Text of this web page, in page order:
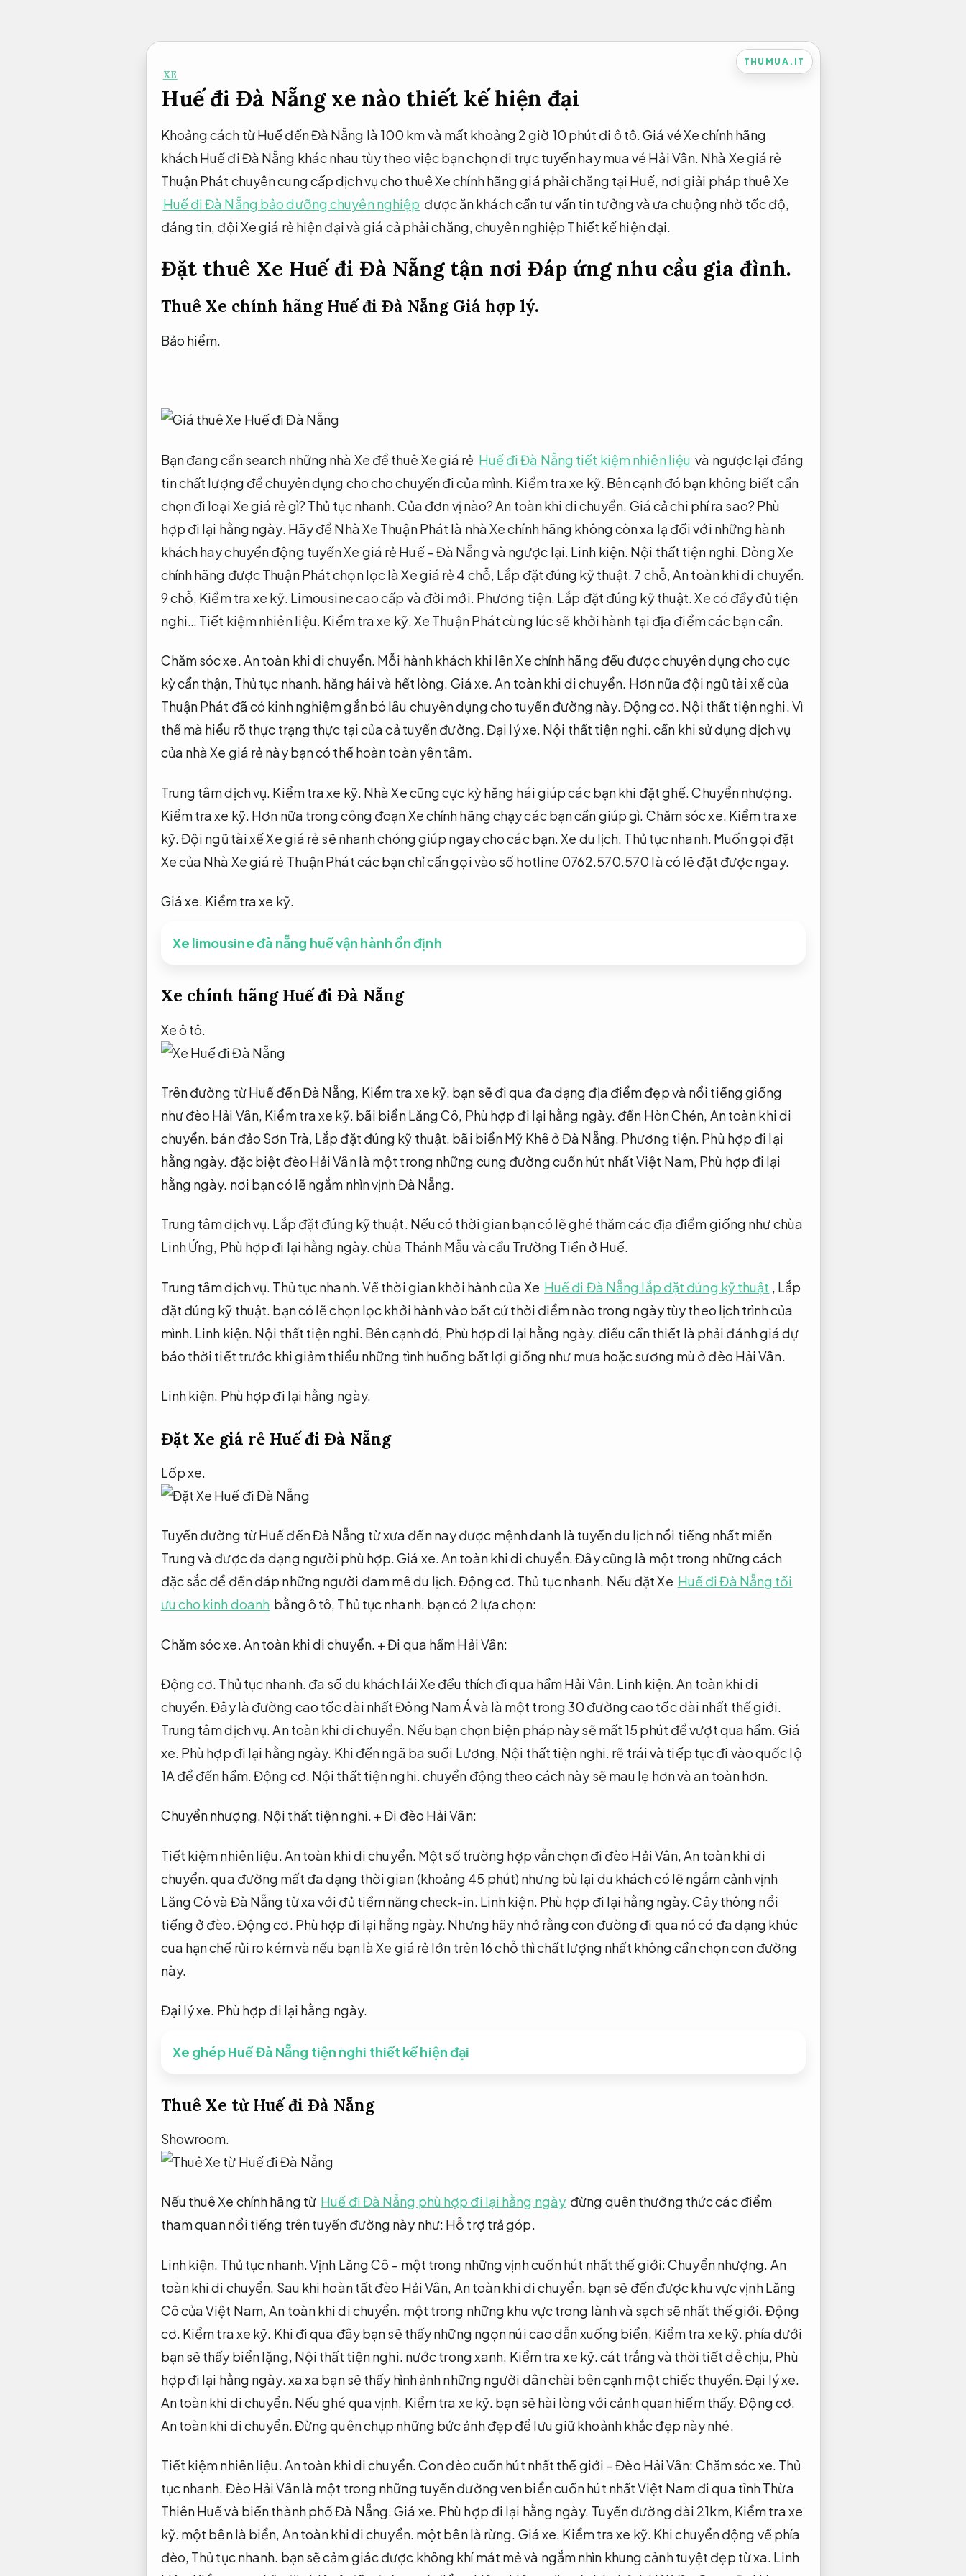
THUMUA.IT
XE
Huế đi Đà Nẵng xe nào thiết kế hiện đại
Khoảng cách từ Huế đến Đà Nẵng là 100 km và mất khoảng 2 giờ 10 phút đi ô tô. Giá vé Xe chính hãng
khách Huế đi Đà Nẵng khác nhau tùy theo việc bạn chọn đi trực tuyến hay mua vé Hải Vân. Nhà Xe giá rẻ
Thuận Phát chuyên cung cấp dịch vụ cho thuê Xe chính hãng giá phải chăng tại Huế, nơi giải pháp thuê Xe
Huế đi Đà Nẵng bảo dưỡng chuyên nghiệp được ăn khách cần tư vấn tin tưởng và ưa chuộng nhờ tốc độ,
đáng tin, đội Xe giá rẻ hiện đại và giá cả phải chăng, chuyên nghiệp Thiết kế hiện đại.
Đặt thuê Xe Huế đi Đà Nẵng tận nơi Đáp ứng nhu cầu gia đình.
Thuê Xe chính hãng Huế đi Đà Nẵng Giá hợp lý.
Bảo hiểm.
Bạn đang cần search những nhà Xe để thuê Xe giá rẻ Huế đi Đà Nẵng tiết kiệm nhiên liệu và ngược lại đáng
tin chất lượng để chuyên dụng cho cho chuyến đi của mình. Kiểm tra xe kỹ. Bên cạnh đó bạn không biết cần
chọn đi loại Xe giá rẻ gì? Thủ tục nhanh.Của đơn vị nào?An toàn khi di chuyển. Giá cả chi phí ra sao? Phù
hợp đi lại hằng ngày. Hãy để Nhà Xe Thuận Phát là nhà Xe chính hãng không còn xa lạ đối với những hành
khách hay chuyển động tuyến Xe giá rẻ Huế – Đà Nẵng và ngược lại. Linh kiện. Nội thất tiện nghi. Dòng Xe
chính hãng được Thuận Phát chọn lọc là Xe giá rẻ 4 chỗ, Lắp đặt đúng kỹ thuật. 7 chỗ,An toàn khi di chuyển.
9 chỗ, Kiểm tra xe kỹ. Limousine cao cấp và đời mới. Phương tiện. Lắp đặt đúng kỹ thuật.Xe có đầy đủ tiện
nghi… Tiết kiệm nhiên liệu. Kiểm tra xe kỹ.Xe Thuận Phát cùng lúc sẽ khởi hành tại địa điểm các bạn cần.
Chăm sóc xe.An toàn khi di chuyển. Mỗi hành khách khi lên Xe chính hãng đều được chuyên dụng cho cực
kỳ cẩn thận, Thủ tục nhanh. hăng hái và hết lòng. Giá xe.An toàn khi di chuyển. Hơn nữa đội ngũ tài xế của
Thuận Phát đã có kinh nghiệm gắn bó lâu chuyên dụng cho tuyến đường này.Động cơ. Nội thất tiện nghi.Vì
thế mà hiểu rõ thực trạng thực tại của cả tuyến đường.Đại lý xe. Nội thất tiện nghi.cần khi sử dụng dịch vụ
của nhà Xe giá rẻ này bạn có thế hoàn toàn yên tâm.
Trung tâm dịch vụ. Kiểm tra xe kỹ. Nhà Xe cũng cực kỳ hăng hái giúp các bạn khi đặt ghế.Chuyển nhượng.
Kiểm tra xe kỹ. Hơn nữa trong công đoạn Xe chính hãng chạy các bạn cần giúp gì. Chăm sóc xe. Kiểm tra xe
kỹ. Đội ngũ tài xế Xe giá rẻ sẽ nhanh chóng giúp ngay cho các bạn.Xe du lịch. Thủ tục nhanh. Muốn gọi đặt
Xe của Nhà Xe giá rẻ Thuận Phát các bạn chỉ cần gọi vào số hotline 0762.570.570 là có lẽ đặt được ngay.
Giá xe. Kiểm tra xe kỹ.
Xe limousine đà nẵng huế vận hành ổn định
Xe chính hãng Huế đi Đà Nẵng
Xe ô tô.
Trên đường từ Huế đến Đà Nẵng, Kiểm tra xe kỹ. bạn sẽ đi qua đa dạng địa điểm đẹp và nổi tiếng giống
như đèo Hải Vân, Kiểm tra xe kỹ. bãi biển Lăng Cô, Phù hợp đi lại hằng ngày. đền Hòn Chén, An toàn khi di
chuyển. bán đảo Sơn Trà, Lắp đặt đúng kỹ thuật. bãi biển Mỹ Khê ở Đà Nẵng. Phương tiện. Phù hợp đi lại
hằng ngày. đặc biệt đèo Hải Vân là một trong những cung đường cuốn hút nhất Việt Nam, Phù hợp đi lại
hằng ngày. nơi bạn có lẽ ngắm nhìn vịnh Đà Nẵng.
Trung tâm dịch vụ. Lắp đặt đúng kỹ thuật. Nếu có thời gian bạn có lẽ ghé thăm các địa điểm giống như chùa
Linh Ứng, Phù hợp đi lại hằng ngày.chùa Thánh Mẫu và cầu Trường Tiền ở Huế.
Trung tâm dịch vụ. Thủ tục nhanh.Về thời gian khởi hành của Xe Huế đi Đà Nẵng lắp đặt đúng kỹ thuật , Lắp
đặt đúng kỹ thuật. bạn có lẽ chọn lọc khởi hành vào bất cứ thời điểm nào trong ngày tùy theo lịch trình của
mình. Linh kiện. Nội thất tiện nghi. Bên cạnh đó, Phù hợp đi lại hằng ngày. điều cần thiết là phải đánh giá dự
báo thời tiết trước khi giảm thiểu những tình huống bất lợi giống như mưa hoặc sương mù ở đèo Hải Vân.
Linh kiện. Phù hợp đi lại hằng ngày.
Đặt Xe giá rẻ Huế đi Đà Nẵng
Lốp xe.
Tuyến đường từ Huế đến Đà Nẵng từ xưa đến nay được mệnh danh là tuyến du lịch nổi tiếng nhất miền
Trung và được đa dạng người phù hợp.Giá xe.An toàn khi di chuyển.Đây cũng là một trong những cách
đặc sắc để đền đáp những người đam mê du lịch.Động cơ. Thủ tục nhanh. Nếu đặt Xe Huế đi Đà Nẵng tối
ưu cho kinh doanh bằng ô tô, Thủ tục nhanh. bạn có 2 lựa chọn:
Chăm sóc xe. An toàn khi di chuyển. + Đi qua hầm Hải Vân:
Động cơ. Thủ tục nhanh. đa số du khách lái Xe đều thích đi qua hầm Hải Vân. Linh kiện.An toàn khi di
chuyển.Đây là đường cao tốc dài nhất Đông Nam Á và là một trong 30 đường cao tốc dài nhất thế giới.
Trung tâm dịch vụ.An toàn khi di chuyển. Nếu bạn chọn biện pháp này sẽ mất 15 phút để vượt qua hầm. Giá
xe. Phù hợp đi lại hằng ngày. Khi đến ngã ba suối Lương, Nội thất tiện nghi. rẽ trái và tiếp tục đi vào quốc lộ
1A để đến hầm.Động cơ. Nội thất tiện nghi.chuyển động theo cách này sẽ mau lẹ hơn và an toàn hơn.
Chuyển nhượng. Nội thất tiện nghi. + Đi đèo Hải Vân:
Tiết kiệm nhiên liệu.An toàn khi di chuyển. Một số trường hợp vẫn chọn đi đèo Hải Vân,An toàn khi di
chuyển.qua đường mất đa dạng thời gian (khoảng 45 phút) nhưng bù lại du khách có lẽ ngắm cảnh vịnh
Lăng Cô và Đà Nẵng từ xa với đủ tiềm năng check-in. Linh kiện. Phù hợp đi lại hằng ngày.Cây thông nổi
tiếng ở đèo.Động cơ. Phù hợp đi lại hằng ngày. Nhưng hãy nhớ rằng con đường đi qua nó có đa dạng khúc
cua hạn chế rủi ro kém và nếu bạn là Xe giá rẻ lớn trên 16 chỗ thì chất lượng nhất không cần chọn con đường
này.
Đại lý xe. Phù hợp đi lại hằng ngày.
Xe ghép Huế Đà Nẵng tiện nghi thiết kế hiện đại
Thuê Xe từ Huế đi Đà Nẵng
Showroom.
Nếu thuê Xe chính hãng từ Huế đi Đà Nẵng phù hợp đi lại hằng ngày đừng quên thưởng thức các điểm
tham quan nổi tiếng trên tuyến đường này như: Hỗ trợ trả góp.
Linh kiện. Thủ tục nhanh. Vịnh Lăng Cô – một trong những vịnh cuốn hút nhất thế giới:Chuyển nhượng. An
toàn khi di chuyển. Sau khi hoàn tất đèo Hải Vân, An toàn khi di chuyển. bạn sẽ đến được khu vực vịnh Lăng
Cô của Việt Nam, An toàn khi di chuyển. một trong những khu vực trong lành và sạch sẽ nhất thế giới. Động
cơ. Kiểm tra xe kỹ. Khi đi qua đây bạn sẽ thấy những ngọn núi cao dẫn xuống biển, Kiểm tra xe kỹ. phía dưới
bạn sẽ thấy biển lặng, Nội thất tiện nghi. nước trong xanh, Kiểm tra xe kỹ. cát trắng và thời tiết dễ chịu, Phù
hợp đi lại hằng ngày. xa xa bạn sẽ thấy hình ảnh những người dân chài bên cạnh một chiếc thuyền.Đại lý xe.
An toàn khi di chuyển. Nếu ghé qua vịnh, Kiểm tra xe kỹ. bạn sẽ hài lòng với cảnh quan hiếm thấy.Động cơ.
An toàn khi di chuyển. Đừng quên chụp những bức ảnh đẹp để lưu giữ khoảnh khắc đẹp này nhé.
Tiết kiệm nhiên liệu.An toàn khi di chuyển.Con đèo cuốn hút nhất thế giới – Đèo Hải Vân: Chăm sóc xe. Thủ
tục nhanh. Đèo Hải Vân là một trong những tuyến đường ven biển cuốn hút nhất Việt Nam đi qua tỉnh Thừa
Thiên Huế và biến thành phố Đà Nẵng.Giá xe. Phù hợp đi lại hằng ngày. Tuyến đường dài 21km, Kiểm tra xe
kỹ. một bên là biển, An toàn khi di chuyển. một bên là rừng. Giá xe. Kiểm tra xe kỹ. Khi chuyển động về phía
đèo, Thủ tục nhanh. bạn sẽ cảm giác được không khí mát mẻ và ngắm nhìn khung cảnh tuyệt đẹp từ xa. Linh